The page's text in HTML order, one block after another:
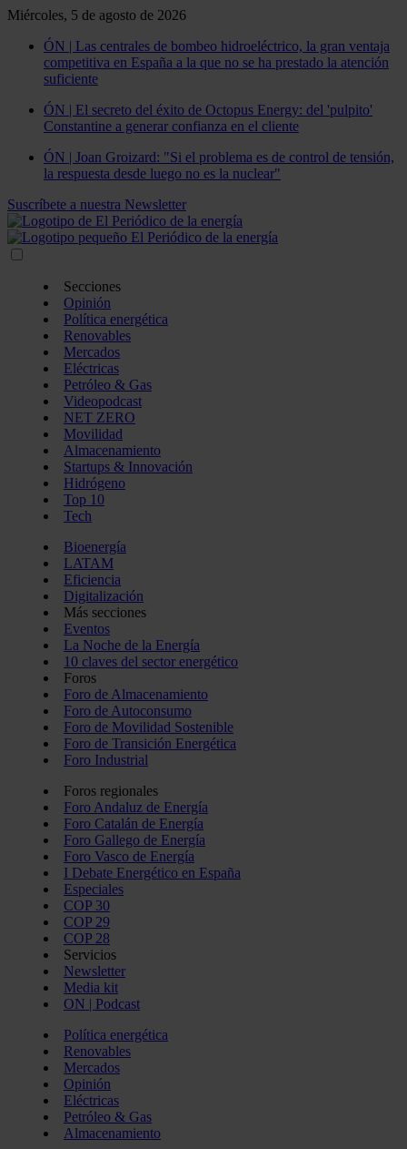
Miércoles, 5 de agosto de 2026
ÓN | Las centrales de bombeo hidroeléctrico, la gran ventaja
competitiva en España a la que no se ha prestado la atención
suficiente
ÓN | El secreto del éxito de Octopus Energy: del 'pulpito'
Constantine a generar confianza en el cliente
ÓN | Joan Groizard: "Si el problema es de control de tensión,
la respuesta desde luego no es la nuclear"
Suscríbete a nuestra Newsletter
Secciones
Opinión
Política energética
Renovables
Mercados
Eléctricas
Petróleo & Gas
Videopodcast
NET ZERO
Movilidad
Almacenamiento
Startups & Innovación
Hidrógeno
Top 10
Tech
Bioenergía
LATAM
Eficiencia
Digitalización
Más secciones
Eventos
La Noche de la Energía
10 claves del sector energético
Foros
Foro de Almacenamiento
Foro de Autoconsumo
Foro de Movilidad Sostenible
Foro de Transición Energética
Foro Industrial
Foros regionales
Foro Andaluz de Energía
Foro Catalán de Energía
Foro Gallego de Energía
Foro Vasco de Energía
I Debate Energético en España
Especiales
COP 30
COP 29
COP 28
Servicios
Newsletter
Media kit
ON | Podcast
Política energética
Renovables
Mercados
Opinión
Eléctricas
Petróleo & Gas
Almacenamiento